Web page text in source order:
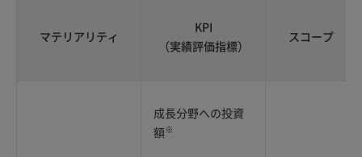
マテリアリティ
KPI
（実績評価指標）
スコープ
成長分野への投資
額※